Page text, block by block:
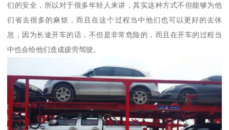
们的安全，所以对于很多年轻人来讲，其实这种方式不但能够为他
们省去很多的麻烦，而且在这个过程当中他们也可以更好的去休
息，因为长途开车的话，不但是非常危险的，而且在开车的过程当
中也会给他们造成疲劳驾驶。